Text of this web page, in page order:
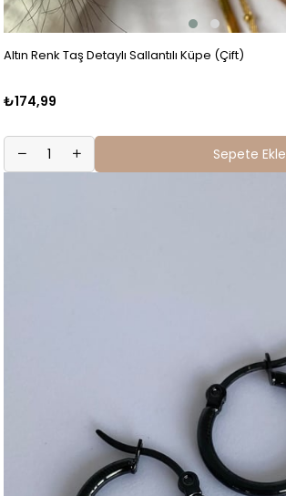
Altın Renk Taş Detaylı Sallantılı Küpe (Çift)
₺174,99
Sepete Ekle